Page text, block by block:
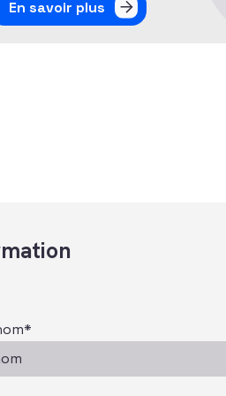
En savoir plus